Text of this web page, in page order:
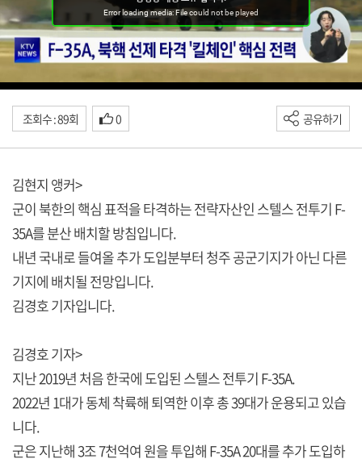
조회수 : 89회 0 공유하기
김현지 앵커>
군이 북한의 핵심 표적을 타격하는 전략자산인 스텔스 전투기 F-
35A를 분산 배치할 방침입니다.
내년 국내로 들여올 추가 도입분부터 청주 공군기지가 아닌 다른
기지에 배치될 전망입니다.
김경호 기자입니다.
김경호 기자>
지난 2019년 처음 한국에 도입된 스텔스 전투기 F-35A.
2022년 1대가 동체 착륙해 퇴역한 이후 총 39대가 운용되고 있습
니다.
군은 지난해 3조 7천억여 원을 투입해 F-35A 20대를 추가 도입하